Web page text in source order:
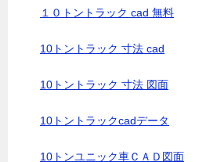
１０トントラック cad 無料
10トントラック 寸法 cad
10トントラック 寸法 図面
10トントラックcadデータ
10トンユニック車ＣＡＤ図面